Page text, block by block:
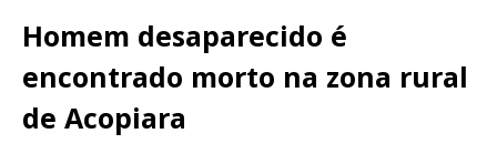
Homem desaparecido é
encontrado morto na zona rural
de Acopiara